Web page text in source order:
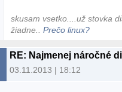
skusam vsetko....už stovka
žiadne..Prečo linux?
03.11.2013 | 18:12